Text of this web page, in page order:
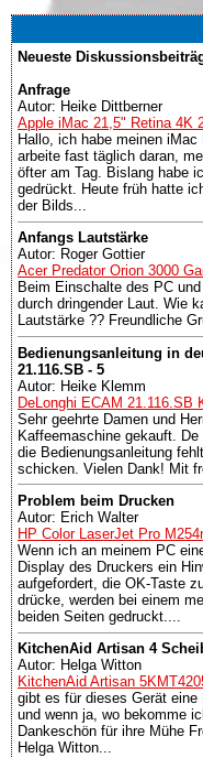
Neueste
Anfrage
Autor: Heike Dittberner
Apple iMac 21,5" Retina 4K
Hallo, ich habe meinen
arbeite fast täglich daran,
öfter am Tag. Bislang habe
gedrückt. Heute früh hatte
der Bilds...
Anfangs Lautstärke
Autor: Roger Gottier
Acer Predator Orion 3000
Beim Einschalte des PC
durch dringender Laut. Wie
Lautstärke ?? Freundliche
Bedienungsanleitung in
21.116.SB - 5
Autor: Heike Klemm
DeLonghi ECAM 21.116.SB
Sehr geehrte Damen und
Kaffeemaschine gekauft.
die Bedienungsanleitung
schicken. Vielen Dank! Mit
Problem beim Drucken
Autor: Erich Walter
HP Color LaserJet Pro
Wenn ich an meinem PC
Display des Druckers ein
aufgefordert, die OK-Taste
drücke, werden bei einem
beiden Seiten gedruckt....
KitchenAid Artisan 4
Autor: Helga Witton
KitchenAid Artisan
gibt es für dieses Gerät
und wenn ja, wo bekomme
Dankeschön für ihre Mühe
Helga Witton...